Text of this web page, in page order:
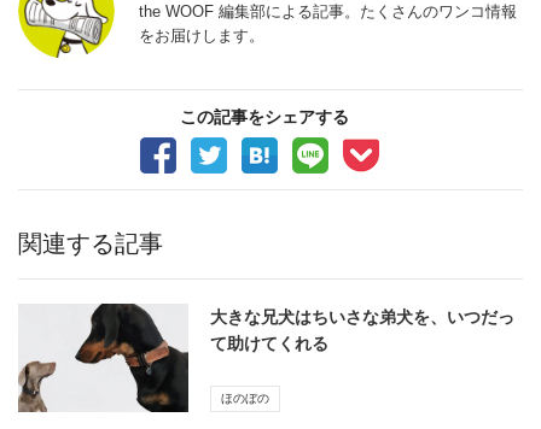
the WOOF 編集部による記事。たくさんのワンコ情報
をお届けします。
この記事をシェアする
関連する記事
大きな兄犬はちいさな弟犬を、いつだっ
て助けてくれる
ほのぼの